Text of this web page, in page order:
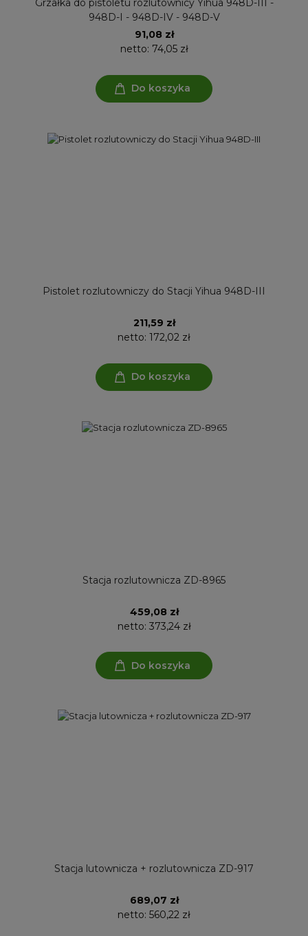
Grzałka do pistoletu rozlutownicy Yihua 948D-III -
948D-I - 948D-IV - 948D-V
91,08 zł
netto: 74,05 zł
Do koszyka
Pistolet rozlutowniczy do Stacji Yihua 948D-III
211,59 zł
netto: 172,02 zł
Do koszyka
Stacja rozlutownicza ZD-8965
459,08 zł
netto: 373,24 zł
Do koszyka
Stacja lutownicza + rozlutownicza ZD-917
689,07 zł
netto: 560,22 zł